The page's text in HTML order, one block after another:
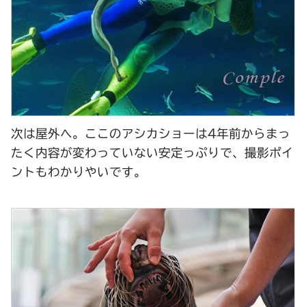
次は屋外へ。ここのアシカショーは4年前からまっ
たく内容が変わっていない安定っぷりで、撮影ポイ
ントもわかりやいです。